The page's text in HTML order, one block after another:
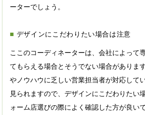
ーターでしょう。
デザインにこだわりたい場合は注意
ここのコーディネーターは、会社によって
てもらえる場合とそうでない場合がありま
やノウハウに乏しい営業担当者が対応して
見られますので、デザインにこだわりたい
ォーム店選びの際によく確認した方が良い